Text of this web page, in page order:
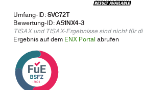
Umfang-ID:SVC72T
Bewertung-ID:A51NX4-3
TISAX und TISAX-Ergebnisse sind nicht für
Ergebnis auf dem ENX Portal abrufen